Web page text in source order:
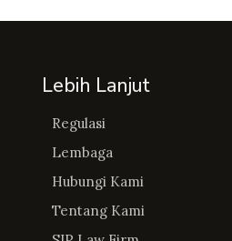
Lebih Lanjut
Regulasi
Lembaga
Hubungi Kami
Tentang Kami